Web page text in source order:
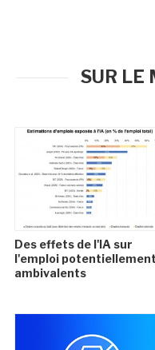
SUR LE
Des effets de l'IA sur
l'emploi potentiellement
ambivalents